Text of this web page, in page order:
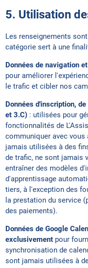
5. Utilisation
Les renseignements
catégorie sert à une
Données de navigation
pour améliorer
le trafic et cibler nos
Données d'inscription,
et 3.C) : utilisées pour
fonctionnalités de
communiquer avec
jamais utilisées à des
de trafic, ne sont jamais
entraîner des modèles
d'apprentissage
tiers, à l'exception des
la prestation du service
des paiements).
Données de Google
exclusivement pour
synchronisation de
sont jamais utilisées à